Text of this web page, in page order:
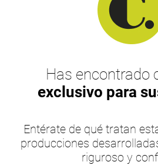
Has encontrado
exclusivo para
Entérate de qué tratan
producciones
riguroso y